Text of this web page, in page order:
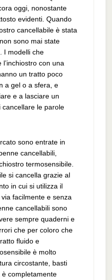
oggi, nonostante
evidenti. Quando
cancellabile è stata
sono mai state
I modelli che
con una
un tratto poco
a gel o a sfera, e
e a lasciare un
le parole
sono entrate in
cancellabili,
termosensibile.
si cancella grazie al
in cui si utilizza il
facilmente e senza
cancellabili sono
sempre quaderni e
che per coloro che
fluido e
è molto
circostante, basti
completamente